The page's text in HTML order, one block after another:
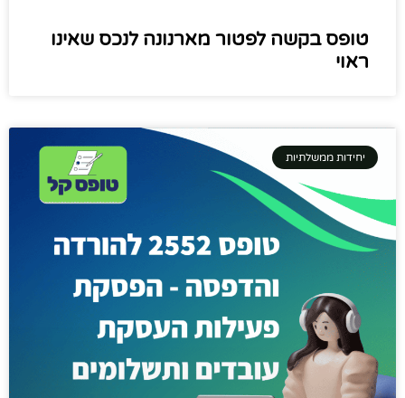
טופס בקשה לפטור מארנונה לנכס שאינו
ראוי
יחידות ממשלתיות